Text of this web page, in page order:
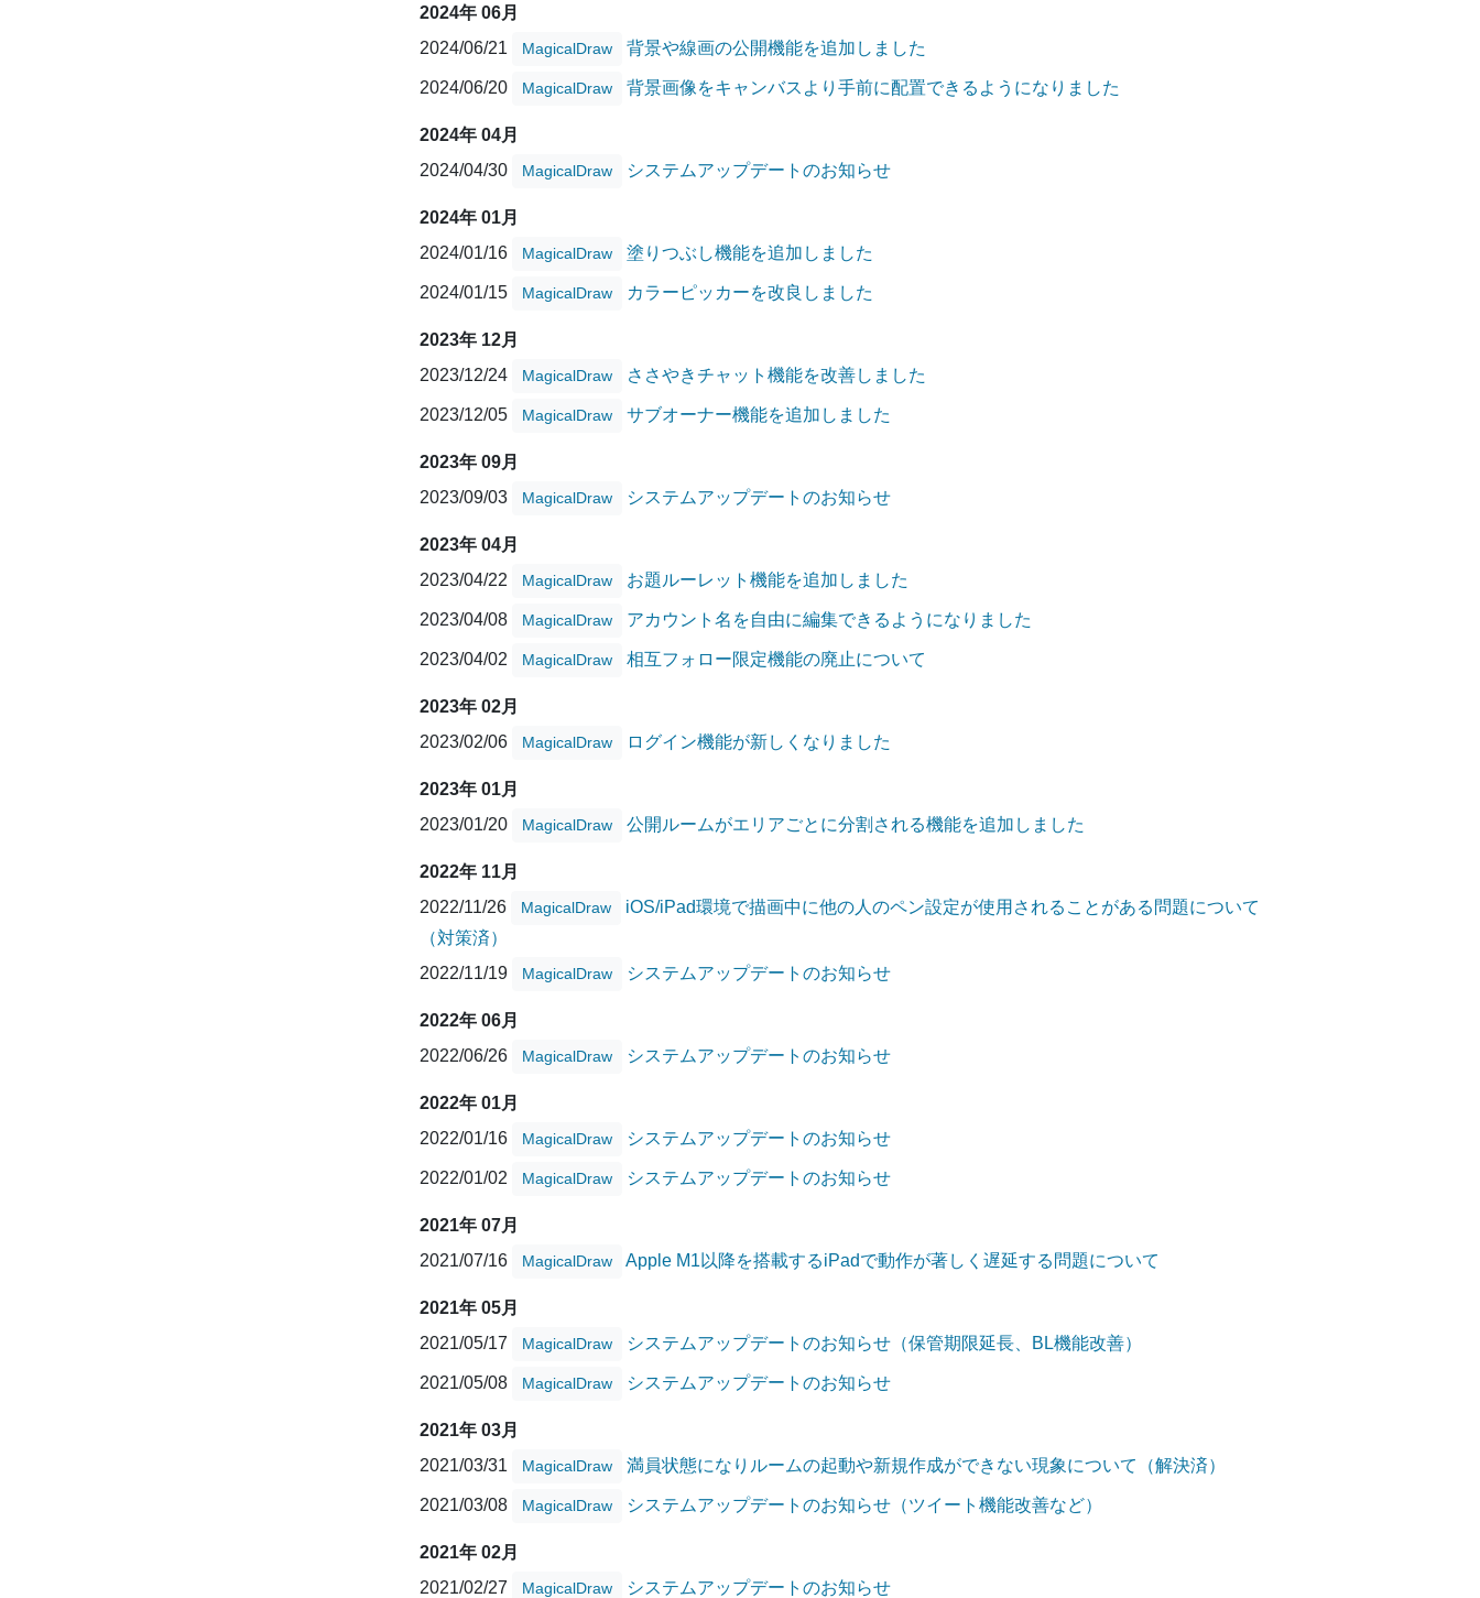
2024年 06月
2024/06/21
MagicalDraw 背景や線画の公開機能を追加しました
2024/06/20 MagicalDraw 背景画像をキャンバスより手前に配置できるようになりました
2024年 04月
2024/04/30
MagicalDraw システムアップデートのお知らせ
2024年 01月
2024/01/16
MagicalDraw 塗りつぶし機能を追加しました
2024/01/15 MagicalDraw カラーピッカーを改良しました
2023年 12月
2023/12/24
MagicalDraw ささやきチャット機能を改善しました
2023/12/05 MagicalDraw サブオーナー機能を追加しました
2023年 09月
2023/09/03
MagicalDraw システムアップデートのお知らせ
2023年 04月
2023/04/22
MagicalDraw お題ルーレット機能を追加しました
2023/04/08 MagicalDraw アカウント名を自由に編集できるようになりました
2023/04/02 MagicalDraw 相互フォロー限定機能の廃止について
2023年 02月
2023/02/06
MagicalDraw ログイン機能が新しくなりました
2023年 01月
2023/01/20
MagicalDraw 公開ルームがエリアごとに分割される機能を追加しました
2022年 11月
2022/11/26
MagicalDraw
iOS/iPad環境で描画中に他の人のペン設定が使用されることがある問題について
（対策済）
2022/11/19
MagicalDraw システムアップデートのお知らせ
2022年 06月
2022/06/26
MagicalDraw システムアップデートのお知らせ
2022年 01月
2022/01/16
MagicalDraw システムアップデートのお知らせ
2022/01/02 MagicalDraw システムアップデートのお知らせ
2021年 07月
2021/07/16
MagicalDraw Apple M1以降を搭載するiPadで動作が著しく遅延する問題について
2021年 05月
2021/05/17
MagicalDraw システムアップデートのお知らせ（保管期限延長、BL機能改善）
2021/05/08 MagicalDraw システムアップデートのお知らせ
2021年 03月
2021/03/31
MagicalDraw 満員状態になりルームの起動や新規作成ができない現象について（解決済）
2021/03/08 MagicalDraw システムアップデートのお知らせ（ツイート機能改善など）
2021年 02月
2021/02/27
MagicalDraw システムアップデートのお知らせ